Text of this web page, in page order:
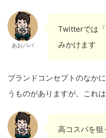
あおパパ
Twitterでは
みかけます
ブランドコンセプトのなかに
うものがありますが、これ
高コスパを狙